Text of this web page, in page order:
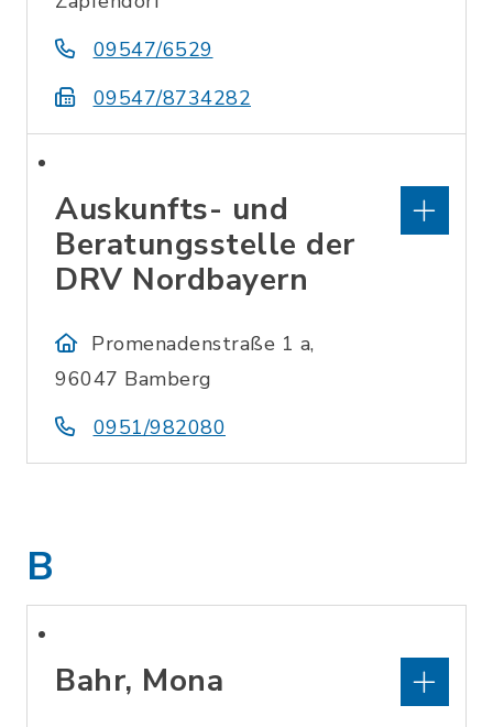
09547/6529
09547/8734282
Auskunfts- und
Beratungsstelle der
DRV Nordbayern
Promenadenstraße 1 a,
96047 Bamberg
0951/982080
B
Bahr, Mona